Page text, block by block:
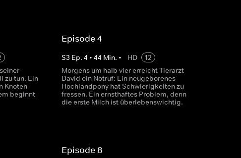
zu tun. Ein
Knoten
beginnt
Episode 4
S3 Ep. 4 • 44 Min. • HD
12
Morgens um halb vier erreicht Tierarzt
David ein Notruf: Ein neugeborenes
Hochlandpony hat Schwierigkeiten zu
fressen. Ein ernsthaftes Problem, denn
die erste Milch ist überlebenswichtig.
Episode 8